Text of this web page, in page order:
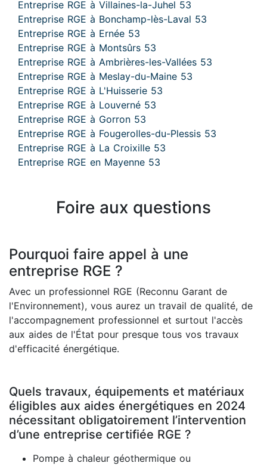
Entreprise RGE à Villaines-la-Juhel 53
Entreprise RGE à Bonchamp-lès-Laval 53
Entreprise RGE à Ernée 53
Entreprise RGE à Montsûrs 53
Entreprise RGE à Ambrières-les-Vallées 53
Entreprise RGE à Meslay-du-Maine 53
Entreprise RGE à L'Huisserie 53
Entreprise RGE à Louverné 53
Entreprise RGE à Gorron 53
Entreprise RGE à Fougerolles-du-Plessis 53
Entreprise RGE à La Croixille 53
Entreprise RGE en Mayenne 53
Foire aux questions
Pourquoi faire appel à une
entreprise RGE ?
Avec un professionnel RGE (Reconnu Garant de
l'Environnement), vous aurez un travail de qualité, de
l'accompagnement professionnel et surtout l'accès
aux aides de l'État pour presque tous vos travaux
d'efficacité énergétique.
Quels travaux, équipements et matériaux
éligibles aux aides énergétiques en 2024
nécessitant obligatoirement l’intervention
d’une entreprise certifiée RGE ?
Pompe à chaleur géothermique ou